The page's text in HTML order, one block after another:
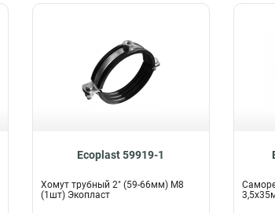
Ecoplast 59919-1
Хомут трубный 2" (59-66мм) М8
(1шт) Экопласт